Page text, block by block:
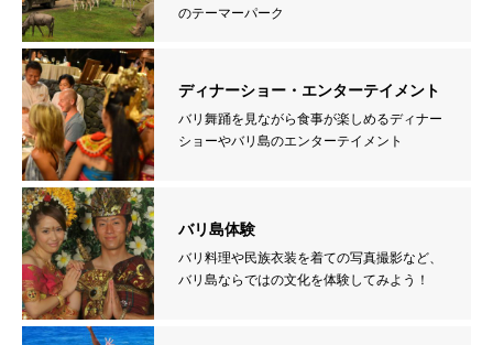
のテーマーパーク
ディナーショー・エンターテイメント
バリ舞踊を見ながら食事が楽しめるディナー
ショーやバリ島のエンターテイメント
バリ島体験
バリ料理や民族衣装を着ての写真撮影など、
バリ島ならではの文化を体験してみよう！